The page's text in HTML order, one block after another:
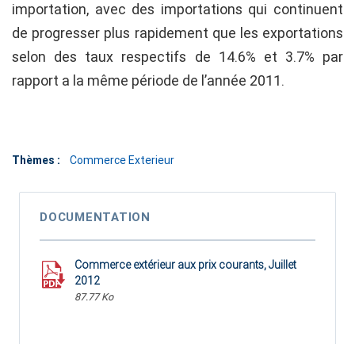
importation, avec des importations qui continuent
de progresser plus rapidement que les exportations
selon des taux respectifs de 14.6% et 3.7% par
rapport a la même période de l’année 2011.
Thèmes : Commerce Exterieur
DOCUMENTATION
Commerce extérieur aux prix courants, Juillet
2012
87.77 Ko